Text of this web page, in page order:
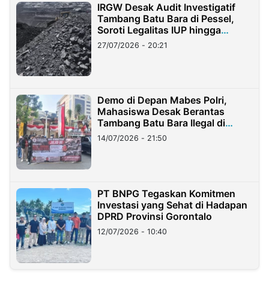
IRGW Desak Audit Investigatif
Tambang Batu Bara di Pessel,
Soroti Legalitas IUP hingga
Stockpile
27/07/2026 - 20:21
Demo di Depan Mabes Polri,
Mahasiswa Desak Berantas
Tambang Batu Bara Ilegal di
Lampung
14/07/2026 - 21:50
PT BNPG Tegaskan Komitmen
Investasi yang Sehat di Hadapan
DPRD Provinsi Gorontalo
12/07/2026 - 10:40